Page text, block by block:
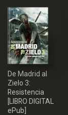
De Madrid al
Zielo 3:
Resistencia
[LIBRO DIGITAL
ePub]